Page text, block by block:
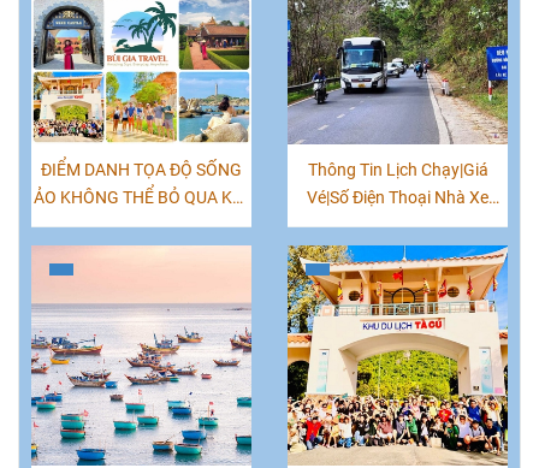
ĐIỂM DANH TỌA ĐỘ SỐNG
ẢO KHÔNG THỂ BỎ QUA KHI
CHECK-IN MŨI NÉ PHAN
Thông Tin Lịch Chạy|Giá
Vé|Số Điện Thoại Nhà Xe
Tuyến Đà Lạt Phan Thiết